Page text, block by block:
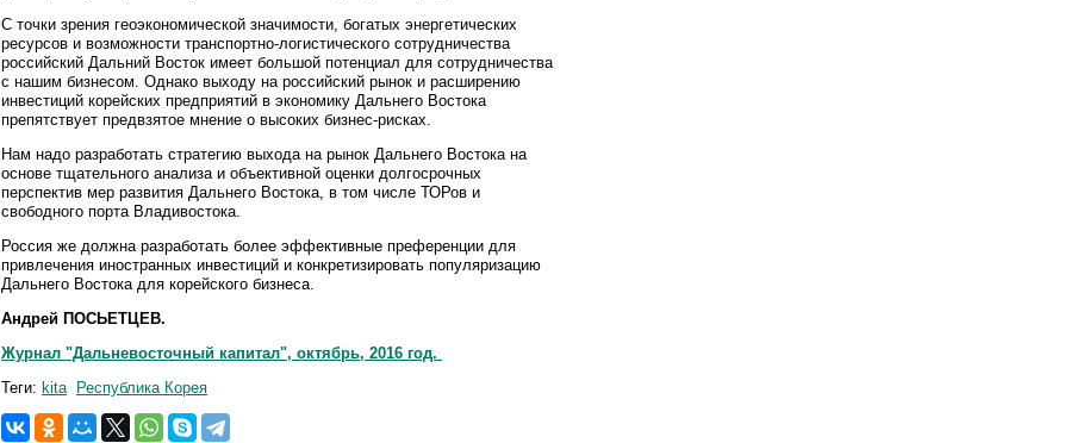
С точки зрения геоэкономической значимости, богатых энергетических
ресурсов и возможности транспортно-логистического сотрудничества
российский Дальний Восток имеет большой потенциал для сотрудничества
с нашим бизнесом. Однако выходу на российский рынок и расширению
инвестиций корейских предприятий в экономику Дальнего Востока
препятствует предвзятое мнение о высоких бизнес-рисках.
Нам надо разработать стратегию выхода на рынок Дальнего Востока на
основе тщательного анализа и объективной оценки долгосрочных
перспектив мер развития Дальнего Востока, в том числе ТОРов и
свободного порта Владивостока.
Россия же должна разработать более эффективные преференции для
привлечения иностранных инвестиций и конкретизировать популяризацию
Дальнего Востока для корейского бизнеса.
Андрей ПОСЬЕТЦЕВ.
Журнал "Дальневосточный капитал", октябрь, 2016 год.
Теги: kita Республика Корея